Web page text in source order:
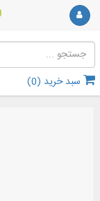
سبد خرید (0
)